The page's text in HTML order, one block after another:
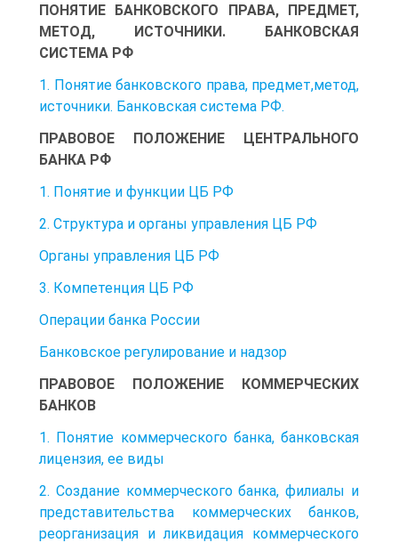
ПОНЯТИЕ БАНКОВСКОГО ПРАВА, ПРЕДМЕТ,
МЕТОД, ИСТОЧНИКИ. БАНКОВСКАЯ
СИСТЕМА РФ
1. Понятие банковского права, предмет,метод,
источники. Банковская система РФ.
ПРАВОВОЕ ПОЛОЖЕНИЕ ЦЕНТРАЛЬНОГО
БАНКА РФ
1. Понятие и функции ЦБ РФ
2. Структура и органы управления ЦБ РФ
Органы управления ЦБ РФ
3. Компетенция ЦБ РФ
Операции банка России
Банковское регулирование и надзор
ПРАВОВОЕ ПОЛОЖЕНИЕ КОММЕРЧЕСКИХ
БАНКОВ
1. Понятие коммерческого банка, банковская
лицензия, ее виды
2. Создание коммерческого банка, филиалы и
представительства коммерческих банков,
реорганизация и ликвидация коммерческого